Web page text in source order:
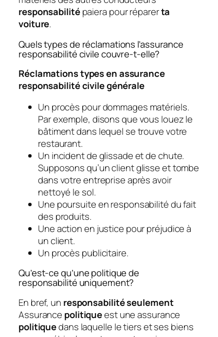
responsabilitépaiera pour réparerta
voiture.
Quels types de réclamations l’assurance
responsabilité civile couvre-t-elle?
Réclamations types en assurance
responsabilité civile générale
Un procès pour dommages matériels.
Par exemple, disons que vous louez le
bâtiment dans lequel se trouve votre
restaurant.
Un incident de glissade et de chute.
Supposons qu’un client glisse et tombe
dans votre entreprise après avoir
nettoyé le sol.
Une poursuite en responsabilité du fait
des produits.
Une action en justice pour préjudice à
un client.
Un procès publicitaire.
Qu’est-ce qu’une politique de
responsabilité uniquement?
En bref, un responsabilité seulement
Assurance politiqueest une assurance
politiquedans laquelle le tiers et ses biens